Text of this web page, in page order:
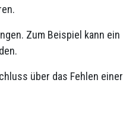
Zum Beispiel kann ein
über das Fehlen einer